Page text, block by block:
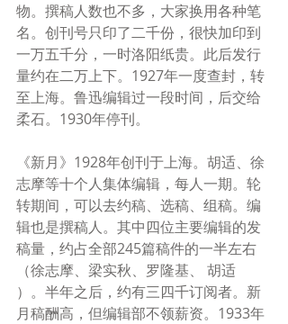
物。撰稿人数也不多，大家换用各种笔
名。创刊号只印了二千份，很快加印到
一万五千分，一时洛阳纸贵。此后发行
量约在二万上下。1927年一度查封，转
至上海。鲁迅编辑过一段时间，后交给
柔石。1930年停刊。
《新月》1928年创刊于上海。胡适、徐
志摩等十个人集体编辑，每人一期。轮
转期间，可以去约稿、选稿、组稿。编
辑也是撰稿人。其中四位主要编辑的发
稿量，约占全部245篇稿件的一半左右
（徐志摩、梁实秋、罗隆基、 胡适
）。半年之后，约有三四千订阅者。新
月稿酬高，但编辑部不领薪资。1933年